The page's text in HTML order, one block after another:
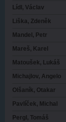
Lídl, Václav
Liška, Zdeněk
Mandel, Petr
Mareš, Karel
Matoušek, Lukáš
Michajlov, Angelo
Olšaník, Otakar
Pavlíček, Michal
Pergl, Tomáš